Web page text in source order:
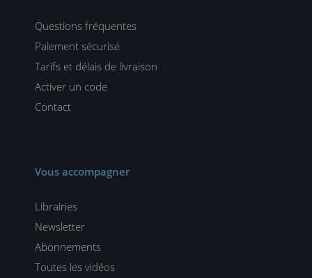
Questions fréquentes
Paiement sécurisé
Tarifs et délais de livraison
Activer un code
Contact
Vous accompagner
Librairies
Newsletter
Abonnements
Toutes les vidéos